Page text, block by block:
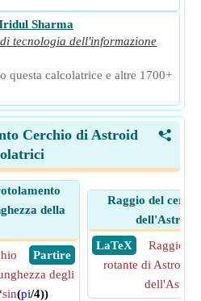
Sharma
tecnologia dell'informazione
questa calcolatrice e altre 1700+
<
Cerchio di Astroid
della
​ Partire
degli
sin(pi/4))
Raggio del
​ LaTeX
Raggio
rotante di Astroid